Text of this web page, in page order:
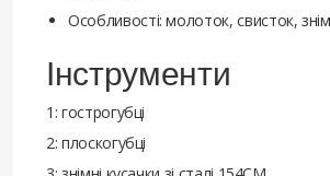
Особливості: молоток, свисток,
Інструменти
1: гострогубці
2: плоскогубці